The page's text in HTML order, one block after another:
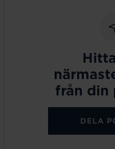
från din
DELA